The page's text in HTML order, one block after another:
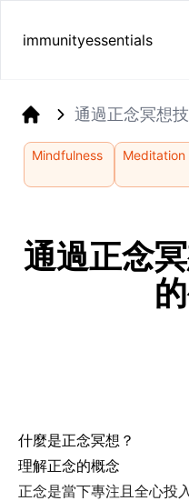
immunityessentials
通過正念冥想
Mindfulness Meditation
通過正念
什麼是正念冥想？
理解正念的概念
正念是當下專注且全心投